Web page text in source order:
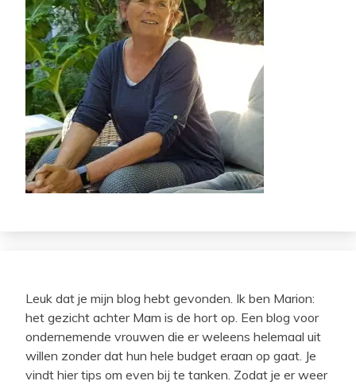
Leuk dat je mijn blog hebt gevonden. Ik ben Marion:
het gezicht achter Mam is de hort op. Een blog voor
ondernemende vrouwen die er weleens helemaal uit
willen zonder dat hun hele budget eraan op gaat. Je
vindt hier tips om even bij te tanken. Zodat je er weer